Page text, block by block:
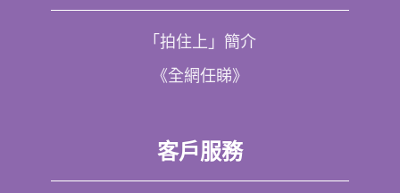
「拍住上」簡介
《全網任睇》
客戶服務